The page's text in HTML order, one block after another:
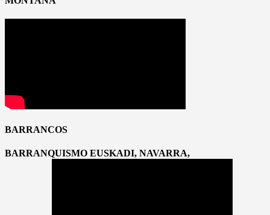
BARRANCOS
BARRANQUISMO EUSKADI, NAVARRA,